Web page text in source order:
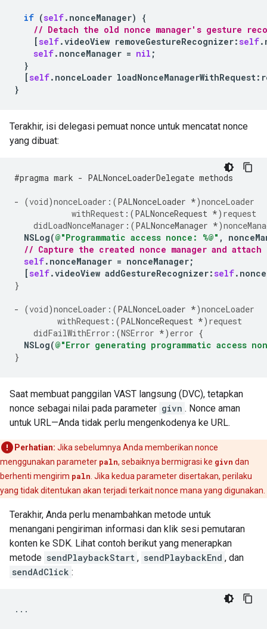
if (self. nonceManager)
{
// Detach the old nonce manager's gesture
[ self.videoView removeGestureRecognizer: self.
self. nonceManager = nil ;
}
[ self. nonceLoader loadNonceManagerWithRequest:
}
Terakhir, isi delegasi pemuat nonce untuk mencatat nonce
yang dibuat:
#pragma mark - PALNonceLoaderDelegate methods
- (void)nonceLoader: (PALNonceLoader *)nonceLoader
withRequest :(PALNonceRequest *) request
didLoadNonceManager :(PALNonceManager *)
NSLog(@"Programmatic access nonce: %@" ,
// Capture the created nonce manager and
self. nonceManager = nonceManager;
[ self.videoView addGestureRecognizer: self.
}
- (void)nonceLoader: (PALNonceLoader *)nonceLoader
withRequest :(PALNonceRequest *) request
didFailWithError :(NSError *) error {
NSLog(@"Error generating programmatic access
}
Saat membuat panggilan VAST langsung (DVC), tetapkan
nonce sebagai nilai pada parameter givn . Nonce aman
untuk URL—Anda tidak perlu mengenkodenya ke URL.
Perhatian: Jika sebelumnya Anda memberikan nonce
menggunakan parameter paln, sebaiknya bermigrasi ke givn dan
berhenti mengirim paln . Jika kedua parameter disertakan, perilaku
yang tidak ditentukan akan terjadi terkait nonce mana yang digunakan.
Terakhir, Anda perlu menambahkan metode untuk
menangani pengiriman informasi dan klik sesi pemutaran
konten ke SDK. Lihat contoh berikut yang menerapkan
metode sendPlaybackStart , sendPlaybackEnd , dan
sendAdClick :
...